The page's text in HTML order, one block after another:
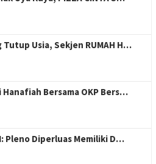
Usia, Sekjen RUMAH H…
Hanafiah Bersama OKP Bers…
Pleno Diperluas Memiliki D…